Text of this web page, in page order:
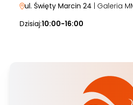
ul. Święty Marcin 24 | Galeria
Dzisiaj:10:00-16:00